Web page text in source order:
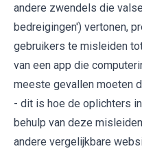
andere zwendels die
bedreigingen') vertonen,
gebruikers te misleiden
van een app die
meeste gevallen moeten
- dit is hoe de oplichters
behulp van deze
andere vergelijkbare